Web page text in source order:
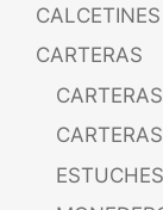
CALCETINES
CARTERAS